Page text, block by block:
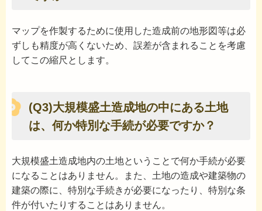
マップを作製するために使用した造成前の地形図等は必
ずしも精度が高くないため、誤差が含まれることを考慮
してこの縮尺とします。
(Q3)大規模盛土造成地の中にある土地
は、何か特別な手続が必要ですか？
大規模盛土造成地内の土地ということで何か手続が必要
になることはありません。また、土地の造成や建築物の
建築の際に、特別な手続きが必要になったり、特別な条
件が付いたりすることはありません。